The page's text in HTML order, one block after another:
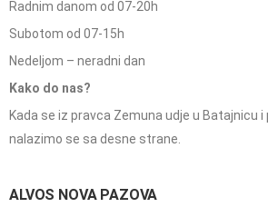
Radnim danom od 07-20h
Subotom od 07-15h
Nedeljom – neradni dan
Kako do nas?
Kada se iz pravca Zemuna udje u Batajnicu i
nalazimo se sa desne strane.
ALVOS NOVA PAZOVA